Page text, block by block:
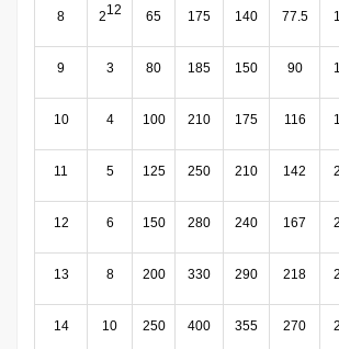
8 212 65 175 140 77.5
9 3 80 185 150 90
10 4 100 210 175 116
11 5 125 250 210 142
12 6 150 280 240 167
13 8 200 330 290 218
14 10 250 400 355 270